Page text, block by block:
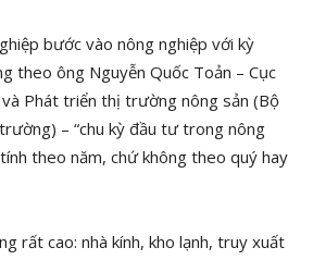
bước vào nông nghiệp với kỳ
theo ông Nguyễn Quốc Toản – Cục
Phát triển thị trường nông sản (Bộ
– “chu kỳ đầu tư trong nông
theo năm, chứ không theo quý hay
rất cao: nhà kính, kho lạnh, truy xuất